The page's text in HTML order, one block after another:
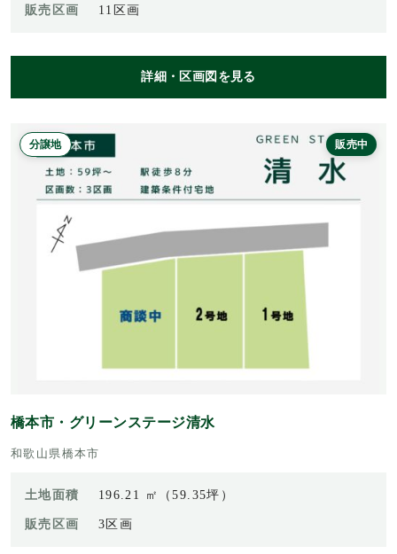
販売区画 11区画
詳細・区画図を見る
分譲地 販売中
橋本市・グリーンステージ清水
和歌山県橋本市
土地面積 196.21 ㎡（59.35坪）
販売区画 3区画